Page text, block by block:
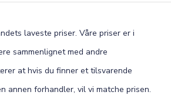
laveste priser. Våre priser er i
sammenlignet med andre
at hvis du finner et tilsvarende
annen forhandler, vil vi matche prisen.